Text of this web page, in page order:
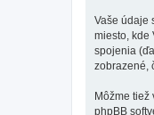
Vaše údaje
miesto, kde
spojenia
zobrazené,
Môžme
phpBB